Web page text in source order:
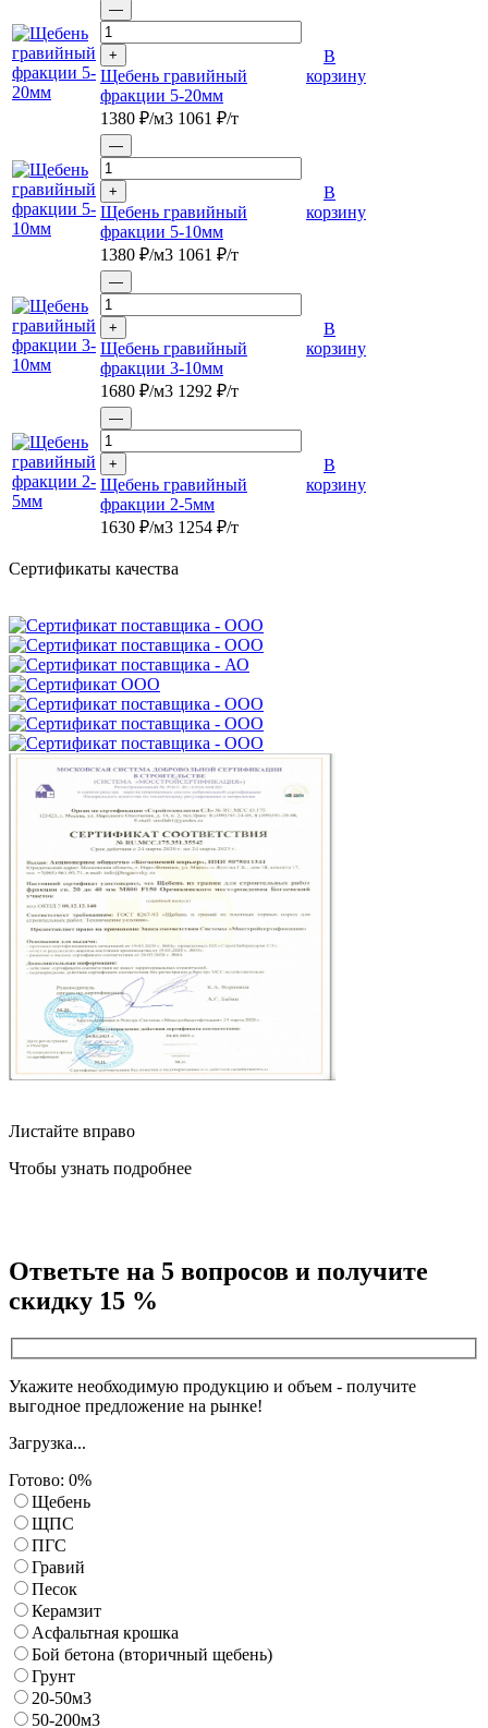
—
+
Щебень гравийный
фракции 5-20мм
1380 ₽/м3 1061 ₽/т
В
корзину
—
+
Щебень гравийный
фракции 5-10мм
1380 ₽/м3 1061 ₽/т
В
корзину
—
+
Щебень гравийный
фракции 3-10мм
1680 ₽/м3 1292 ₽/т
В
корзину
—
+
Щебень гравийный
фракции 2-5мм
1630 ₽/м3 1254 ₽/т
В
корзину
Сертификаты качества
Листайте вправо
Чтобы узнать подробнее
Ответьте на 5 вопросов и получите
скидку 15 %
Укажите необходимую продукцию и объем - получите
выгодное предложение на рынке!
Загрузка...
Готово: 0%
Щебень
ЩПС
ПГС
Гравий
Песок
Керамзит
Асфальтная крошка
Бой бетона (вторичный щебень)
Грунт
20-50м3
50-200м3